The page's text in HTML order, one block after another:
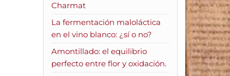
Charmat
La fermentación maloláctica
en el vino blanco: ¿sí o no?
Amontillado: el equilibrio
perfecto entre flor y oxidación.